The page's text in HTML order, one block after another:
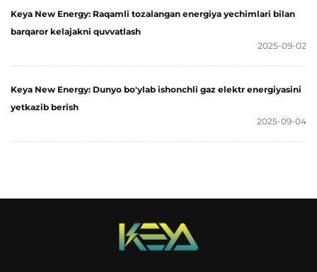
Keya New Energy: Raqamli tozalangan energiya yechimlari bilan
barqaror kelajakni quvvatlash
2025-09-02
Keya New Energy: Dunyo bo'ylab ishonchli gaz elektr energiyasini
yetkazib berish
2025-09-04